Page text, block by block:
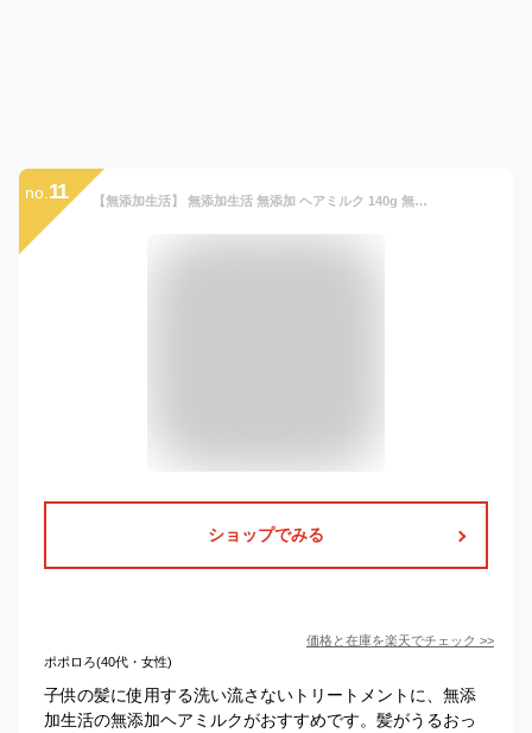
no. 11 【無添加生活】 無添加生活 無添加 ヘアミルク 140g 無香料 ヘアケア スタイリング コンディショナー トリートメント ミルク ヘアケアグッズ 洗い流さないトリートメントミルク ヘアーミルク 速乾 流さないトリートメント メンズ こども ヘアーミルクメンズ 洗い流さない
ショップでみる
価格と在庫を楽天でチェック >>
ポポロろ(40代・女性)
子供の髪に使用する洗い流さないトリートメントに、無添
加生活の無添加ヘアミルクがおすすめです。髪がうるおっ